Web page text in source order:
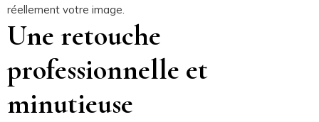
réellement votre image.
Une retouche
professionnelle et
minutieuse